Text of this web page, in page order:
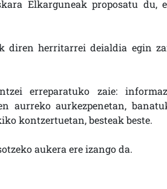
Elkarguneak proposatu du,
diren herritarrei deialdia egin
erreparatuko zaie:
aurreko aurkezpenetan,
kontzertuetan, besteak beste.
aukera ere izango da.